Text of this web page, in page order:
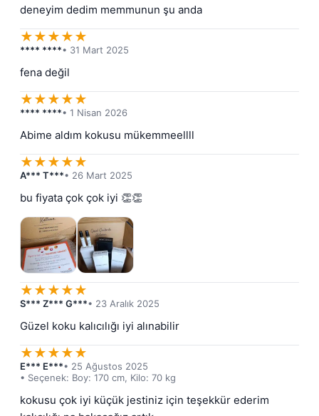
deneyim dedim memmunun şu anda
★★★★★
**** ****• 31 Mart 2025
fena değil
★★★★★
**** ****• 1 Nisan 2026
Abime aldım kokusu mükemmeellll
★★★★★
A*** T***• 26 Mart 2025
bu fiyata çok çok iyi 👏👏
★★★★★
S*** Z*** G***• 23 Aralık 2025
Güzel koku kalıcılığı iyi alınabilir
★★★★★
E*** E***• 25 Ağustos 2025
• Seçenek: Boy: 170 cm, Kilo: 70 kg
kokusu çok iyi küçük jestiniz için teşekkür ederim